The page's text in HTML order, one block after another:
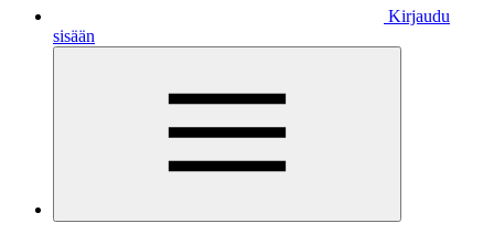
Kirjaudu
sisään